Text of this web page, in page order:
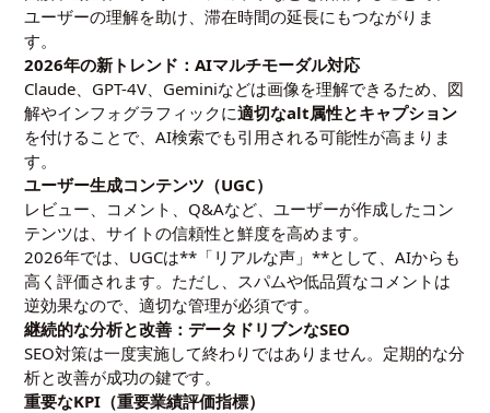
ユーザーの理解を助け、滞在時間の延長にもつながりま
す。
2026年の新トレンド：AIマルチモーダル対応
Claude、GPT-4V、Geminiなどは画像を理解できるため、図
解やインフォグラフィックに適切なalt属性とキャプション
を付けることで、AI検索でも引用される可能性が高まりま
す。
ユーザー生成コンテンツ（UGC）
レビュー、コメント、Q&Aなど、ユーザーが作成したコン
テンツは、サイトの信頼性と鮮度を高めます。
2026年では、UGCは**「リアルな声」**として、AIからも
高く評価されます。ただし、スパムや低品質なコメントは
逆効果なので、適切な管理が必須です。
継続的な分析と改善：データドリブンなSEO
SEO対策は一度実施して終わりではありません。定期的な分
析と改善が成功の鍵です。
重要なKPI（重要業績評価指標）